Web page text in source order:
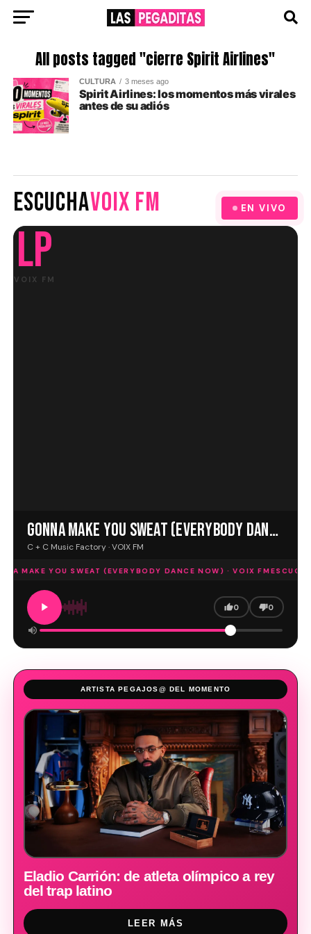
All posts tagged "cierre Spirit Airlines"
CULTURA 3 meses ago
Spirit Airlines: los momentos más virales
antes de su adiós
ESCUCHAVOIX FM EN VIVO
LP
VOIX FM
GONNA MAKE YOU SWEAT (EVERYBODY DANCE NOW)
C + C Music Factory · VOIX FM
MAKE YOU SWEAT (EVERYBODY DANCE NOW) · VOIX FM
0 0
ARTISTA PEGAJOS@ DEL MOMENTO
Eladio Carrión: de atleta olímpico a rey
del trap latino
LEER MÁS